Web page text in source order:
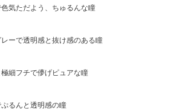
気ただよう、ちゅるんな瞳
ーで透明感と抜け感のある瞳
細フチで儚げピュアな瞳
るんと透明感の瞳